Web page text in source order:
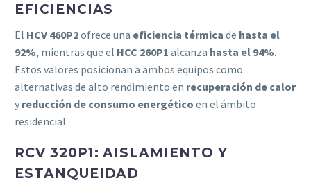
EFICIENCIAS
El HCV 460P2ofrece una eficiencia térmica de hasta el
92%, mientras que el HCC 260P1 alcanza hasta el 94%.
Estos valores posicionan a ambos equipos como
alternativas de alto rendimiento en recuperación de calor
y reducción de consumo energético en el ámbito
residencial.
RCV 320P1: AISLAMIENTO Y
ESTANQUEIDAD